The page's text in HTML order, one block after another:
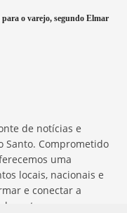
para o varejo, segundo Elmar
de notícias e
Santo. Comprometido
uma
locais, nacionais e
e conectar a
sempre com